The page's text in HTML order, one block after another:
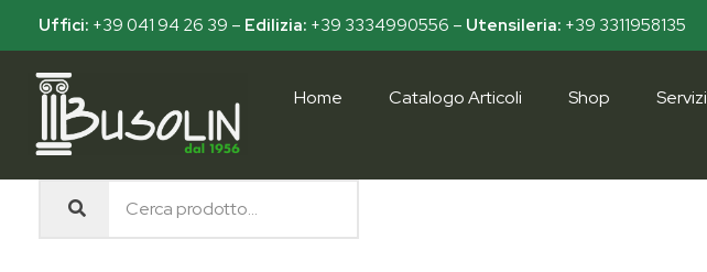
Uffici: +39 041 94 26 39 – Edilizia: +39 3334990556 – Utensileria: +39 3311958135
Home Catalogo Articoli Shop Servizi